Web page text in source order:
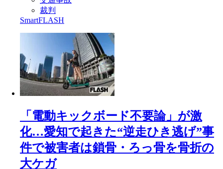
裁判
SmartFLASH
「電動キックボード不要論」が激
化…愛知で起きた“逆走ひき逃げ”事
件で被害者は鎖骨・ろっ骨を骨折の
大ケガ